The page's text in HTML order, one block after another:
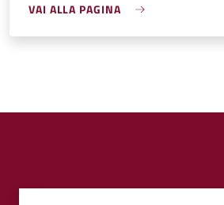
VAI ALLA PAGINA